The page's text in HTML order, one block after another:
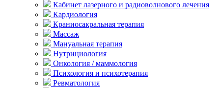
Кабинет лазерного и радиоволнового лечения
Кардиология
Краниосакральная терапия
Массаж
Мануальная терапия
Нутрициология
Онкология / маммология
Психология и психотерапия
Ревматология